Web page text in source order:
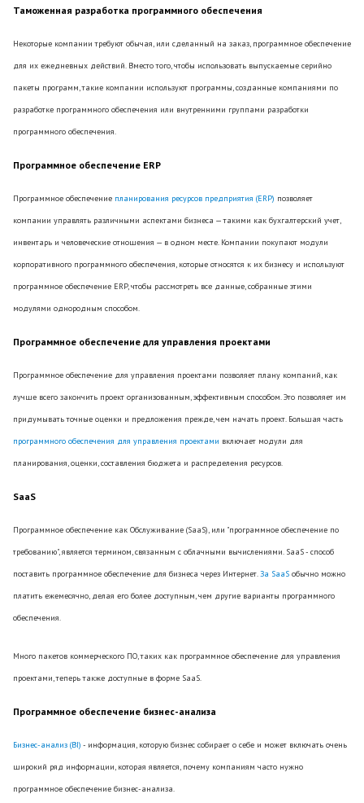
Таможенная разработка программного обеспечения
Некоторые компании требуют обычая, или сделанный на заказ, программное обеспечение
для их ежедневных действий. Вместо того, чтобы использовать выпускаемые серийно
пакеты программ, такие компании используют программы, созданные компаниями по
разработке программного обеспечения или внутренними группами разработки
программного обеспечения.
Программное обеспечение ERP
Программное обеспечение планирования ресурсов предприятия (ERP) позволяет
компании управлять различными аспектами бизнеса — такими как бухгалтерский учет,
инвентарь и человеческие отношения — в одном месте. Компании покупают модули
корпоративного программного обеспечения, которые относятся к их бизнесу и используют
программное обеспечение ERP, чтобы рассмотреть все данные, собранные этими
модулями однородным способом.
Программное обеспечение для управления проектами
Программное обеспечение для управления проектами позволяет плану компаний, как
лучше всего закончить проект организованным, эффективным способом. Это позволяет им
придумывать точные оценки и предложения прежде, чем начать проект. Большая часть
программного обеспечения для управления проектами включает модули для
планирования, оценки, составления бюджета и распределения ресурсов.
SaaS
Программное обеспечение как Обслуживание (SaaS), или "программное обеспечение по
требованию", является термином, связанным с облачными вычислениями. SaaS - способ
поставить программное обеспечение для бизнеса через Интернет.За SaaS обычно можно
платить ежемесячно, делая его более доступным, чем другие варианты программного
обеспечения.
Много пакетов коммерческого ПО, таких как программное обеспечение для управления
проектами, теперь также доступные в форме SaaS.
Программное обеспечение бизнес-анализа
Бизнес-анализ (BI) - информация, которую бизнес собирает о себе и может включать очень
широкий ряд информации, которая является, почему компаниям часто нужно
программное обеспечение бизнес-анализа.